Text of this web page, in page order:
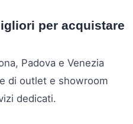
per acquistare
Padova e Venezia
di outlet e showroom
dedicati.